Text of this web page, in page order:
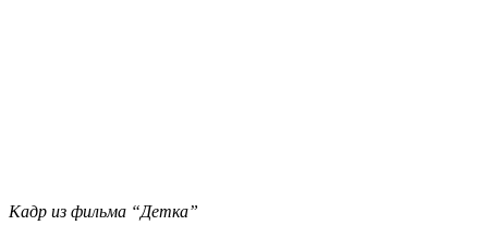
Кадр из фильма “Детка”